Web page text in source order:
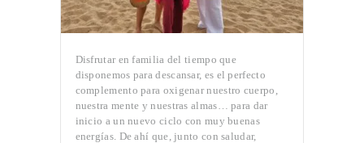
Disfrutar en familia del tiempo que
disponemos para descansar, es el perfecto
complemento para oxigenar nuestro cuerpo,
nuestra mente y nuestras almas… para dar
inicio a un nuevo ciclo con muy buenas
energías. De ahí que, junto con saludar,